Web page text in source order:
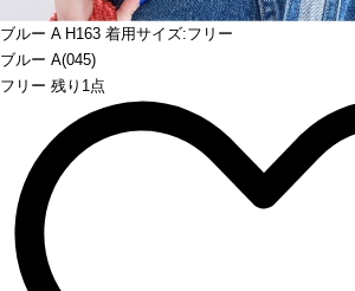
ブルー A H163 着用サイズ:フリー
ブルー A(045)
フリー 残り1点